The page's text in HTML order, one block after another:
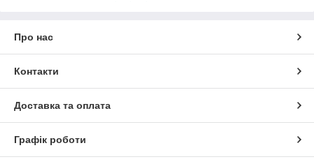
Про нас
Контакти
Доставка та оплата
Графік роботи